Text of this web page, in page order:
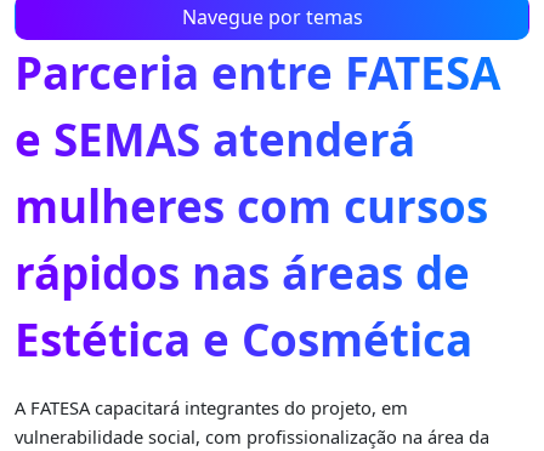
Navegue por temas
Parceria entre FATESA
e SEMAS atenderá
mulheres com cursos
rápidos nas áreas de
Estética e Cosmética
A FATESA capacitará integrantes do projeto, em
vulnerabilidade social, com profissionalização na área da